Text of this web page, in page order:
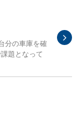
分の車庫を確
題となって